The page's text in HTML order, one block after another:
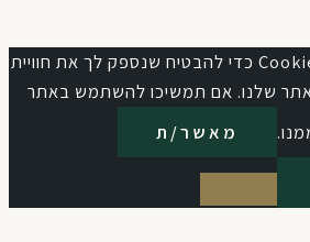
אנו משתמשים בקובצי Cookie כדי להבטיח שנספק לך את חוויית
שלנו. אם תמשיכו להשתמש באתר
מאשר/ת